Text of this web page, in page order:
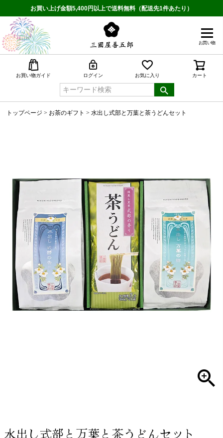
お買い上げ金額5,400円以上で送料無料（配送先1件あたり）
お買い物
お買い物ガイド ログイン お気に入り カート
トップページ お茶のギフト 水出し式部と万葉と茶うどんセット
水出し式部と万葉と茶うどんセット